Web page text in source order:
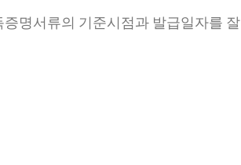
명서류의 기준시점과 발급일자를 잘